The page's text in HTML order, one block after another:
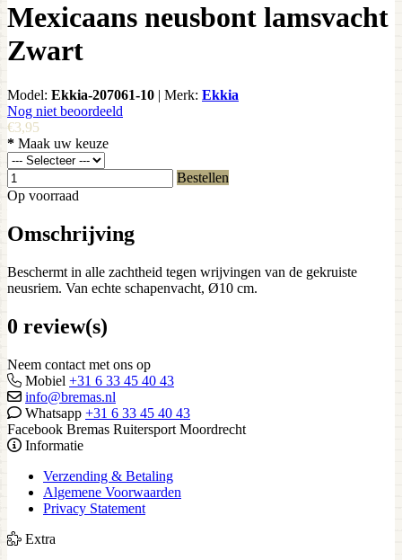
Mexicaans neusbont lamsvacht
Zwart
Model: Ekkia-207061-10 | Merk: Ekkia
Nog niet beoordeeld
€3,95
* Maak uw keuze
Bestellen
Op voorraad
Omschrijving
Beschermt in alle zachtheid tegen wrijvingen van de gekruiste
neusriem. Van echte schapenvacht, Ø10 cm.
0 review(s)
Neem contact met ons op
Mobiel +31 6 33 45 40 43
info@bremas.nl
Whatsapp +31 6 33 45 40 43
Facebook Bremas Ruitersport Moordrecht
Informatie
Verzending & Betaling
Algemene Voorwaarden
Privacy Statement
Extra